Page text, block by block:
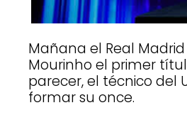
Mañana el Real
Mourinho el primer
parecer, el técnico del
formar su once.